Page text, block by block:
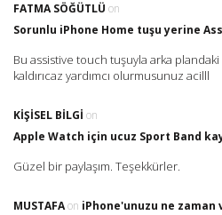
FATMA SÖĞÜTLÜ on
Sorunlu iPhone Home tuşu yerine
Bu assistive touch tuşuyla arka plandaki
kaldırıcaz yardımcı olurmusunuz acilll
KIŞISEL BILGI on
Apple Watch için ucuz Sport Band
Güzel bir paylaşım. Teşekkürler.
MUSTAFAon iPhone'unuzu ne